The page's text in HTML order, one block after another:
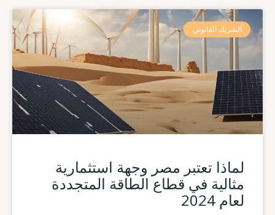
الشريك القانوني
لماذا تعتبر مصر وجهة استثمارية
مثالية في قطاع الطاقة المتجددة
لعام 2024